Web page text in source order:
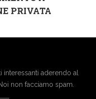
PRIVATA
aderendo al
non facciamo spam.